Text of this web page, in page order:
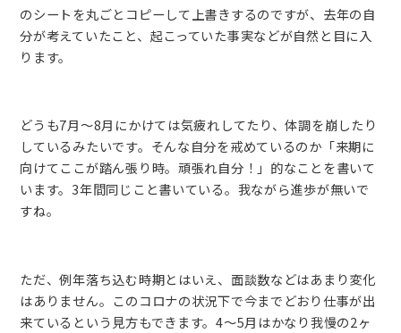
のシートを丸ごとコピーして上書きするのですが、去年の自
分が考えていたこと、起こっていた事実などが自然と目に入
ります。
どうも7月〜8月にかけては気疲れしてたり、体調を崩したり
しているみたいです。そんな自分を戒めているのか「来期に
向けてここが踏ん張り時。頑張れ自分！」的なことを書いて
います。3年間同じこと書いている。我ながら進歩が無いで
すね。
ただ、例年落ち込む時期とはいえ、面談数などはあまり変化
はありません。このコロナの状況下で今までどおり仕事が出
来ているという見方もできます。4〜5月はかなり我慢の2ヶ